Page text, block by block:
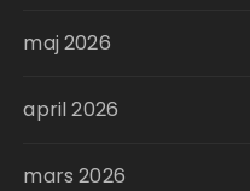
maj 2026
april 2026
mars 2026